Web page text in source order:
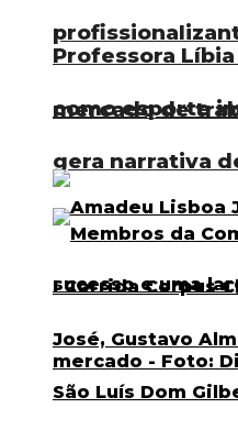
Professora
como esporte
gera narrativa
mercado de